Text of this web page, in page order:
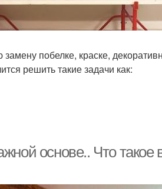
побелке, краске,
решить такие задачи как:
основе.. Что